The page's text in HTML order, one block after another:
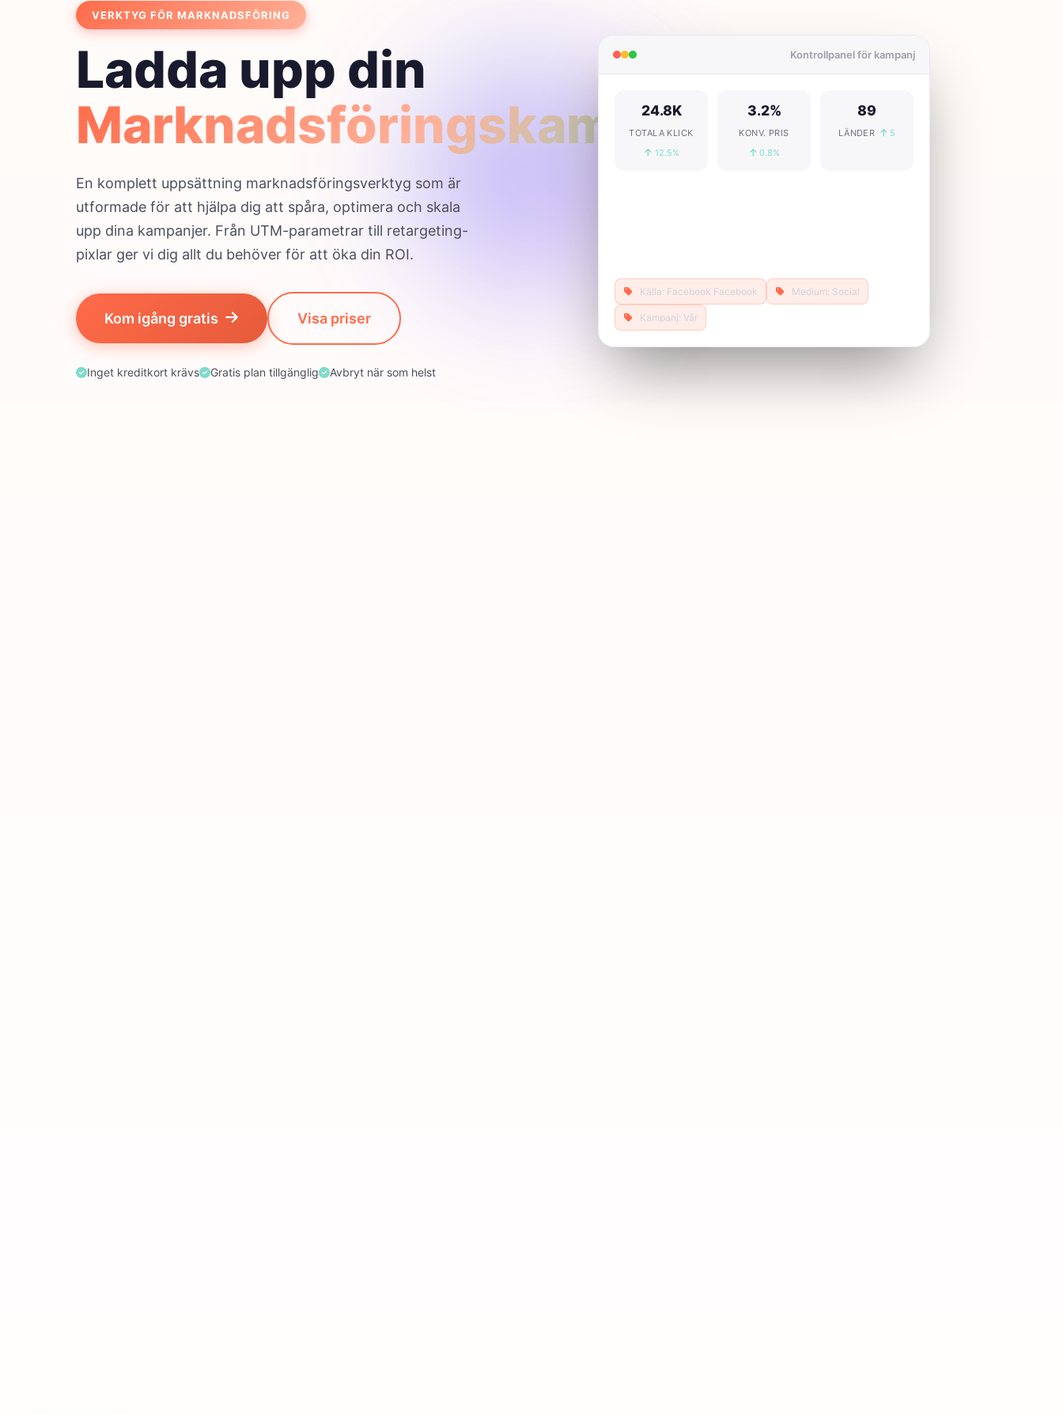
VERKTYG FÖR MARKNADSFÖRING
Ladda upp din
Marknadsföringskampanjer
En komplett uppsättning marknadsföringsverktyg som är
utformade för att hjälpa dig att spåra, optimera och skala
upp dina kampanjer. Från UTM-parametrar till retargeting-
pixlar ger vi dig allt du behöver för att öka din ROI.
Kom igång gratis Visa priser
Inget kreditkort krävs Gratis plan tillgänglig Avbryt när som helst
Kontrollpanel för kampanj
24.8K
TOTALA KLICK
12.5%
3.2%
KONV. PRIS
0.8%
89
LÄNDER 5
Källa: Facebook Facebook Medium: Social
Kampanj: Vår